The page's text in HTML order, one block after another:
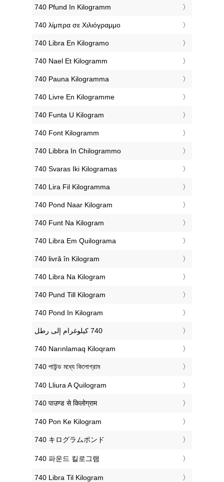
‎740 Pfund In Kilogramm
‎740 λίμπρα σε Χιλιόγραμμο
‎740 Libra En Kilogramo
‎740 Nael Et Kilogramm
‎740 Pauna Kilogramma
‎740 Livre En Kilogramme
‎740 Funta U Kilogram
‎740 Font Kilogramm
‎740 Libbra In Chilogrammo
‎740 Svaras Iki Kilogramas
‎740 Lira Fil Kilogramma
‎740 Pond Naar Kilogram
‎740 Funt Na Kilogram
‎740 Libra Em Quilograma
‎740 livră în Kilogram
‎740 Libra Na Kilogram
‎740 Pund Till Kilogram
‎740 Pond In Kilogram
‎740 Narınlamaq Kiloqram
‎740 পাউন্ড মধ্যে কিলোগ্রাম
‎740 Lliura A Quilogram
‎740 पाउण्ड से किलोग्राम
‎740 Pon Ke Kilogram
‎740 キログラムポンド
‎740 파운드 킬로그램
‎740 Libra Til Kilogram